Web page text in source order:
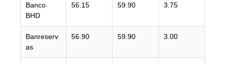
Banco
BHD
56.15 59.90 3.75
Banreserv
as
56.90 59.90 3.00